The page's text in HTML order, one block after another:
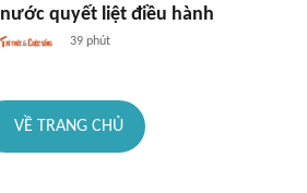
nước quyết liệt điều hành
39 phút
VỀ TRANG CHỦ